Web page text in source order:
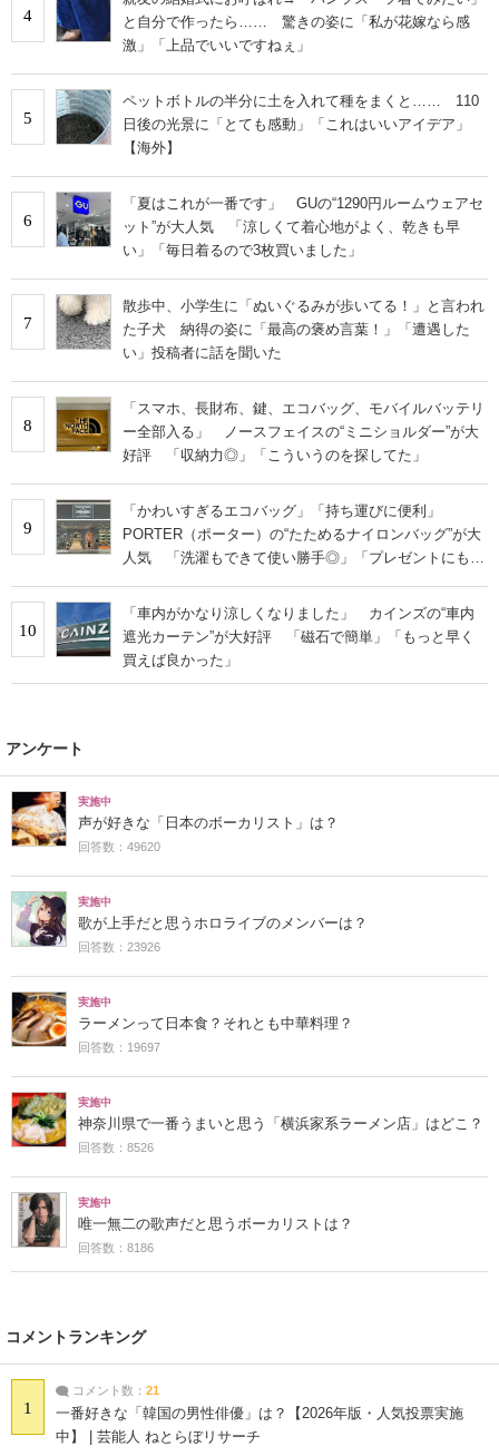
4
と自分で作ったら…… 驚きの姿に「私が花嫁なら感
激」「上品でいいですねぇ」
5
ペットボトルの半分に土を入れて種をまくと…… 110
日後の光景に「とても感動」「これはいいアイデア」
【海外】
6
「夏はこれが一番です」 GUの“1290円ルームウェアセ
ット”が大人気 「涼しくて着心地がよく、乾きも早
い」「毎日着るので3枚買いました」
7
散歩中、小学生に「ぬいぐるみが歩いてる！」と言われ
た子犬 納得の姿に「最高の褒め言葉！」「遭遇した
い」投稿者に話を聞いた
8
「スマホ、長財布、鍵、エコバッグ、モバイルバッテリ
ー全部入る」 ノースフェイスの“ミニショルダー”が大
好評 「収納力◎」「こういうのを探してた」
9
「かわいすぎるエコバッグ」「持ち運びに便利」
PORTER（ポーター）の“たためるナイロンバッグ”が大
人気 「洗濯もできて使い勝手◎」「プレゼントにもお
10
「車内がかなり涼しくなりました」 カインズの“車内
遮光カーテン”が大好評 「磁石で簡単」「もっと早く
買えば良かった」
アンケート
実施中
声が好きな「日本のボーカリスト」は？
回答数：49620
実施中
歌が上手だと思うホロライブのメンバーは？
回答数：23926
実施中
ラーメンって日本食？それとも中華料理？
回答数：19697
実施中
神奈川県で一番うまいと思う「横浜家系ラーメン店」はどこ？
回答数：8526
実施中
唯一無二の歌声だと思うボーカリストは？
回答数：8186
コメントランキング
1
コメント数： 21
一番好きな「韓国の男性俳優」は？【2026年版・人気投票実施
中】 | 芸能人 ねとらぼリサーチ